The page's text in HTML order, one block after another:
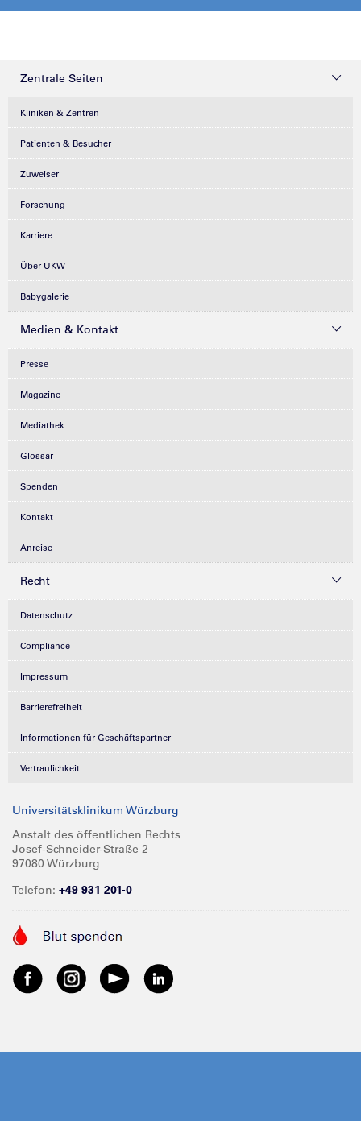
Zentrale Seiten
Kliniken & Zentren
Patienten & Besucher
Zuweiser
Forschung
Karriere
Über UKW
Babygalerie
Medien & Kontakt
Presse
Magazine
Mediathek
Glossar
Spenden
Kontakt
Anreise
Recht
Datenschutz
Compliance
Impressum
Barrierefreiheit
Informationen für Geschäftspartner
Vertraulichkeit
Universitätsklinikum Würzburg
Anstalt des öffentlichen Rechts
Josef-Schneider-Straße 2
97080 Würzburg
Telefon: +49 931 201-0